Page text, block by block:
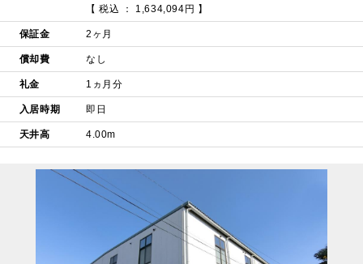
【 税込 ： 1,634,094円 】
保証金 2ヶ月
償却費 なし
礼金 1ヵ月分
入居時期 即日
天井高 4.00m